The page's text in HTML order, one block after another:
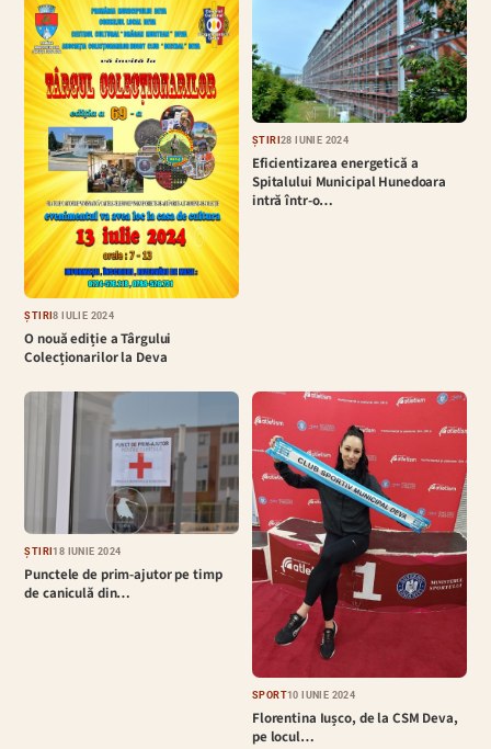
ȘTIRI8 IULIE 2024
O nouă ediție a Târgului
Colecționarilor la Deva
ȘTIRI28 IUNIE 2024
Eficientizarea energetică a
Spitalului Municipal Hunedoara
intră într-o…
ȘTIRI18 IUNIE 2024
Punctele de prim-ajutor pe timp
de caniculă din…
SPORT10 IUNIE 2024
Florentina Iușco, de la CSM Deva,
pe locul…